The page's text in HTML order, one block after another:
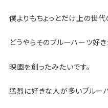
僕よりもちょっとだけ上の世
どうやらそのブルーハーツ好き
映画を創ったみたいです。
猛烈に好きな人が多いブルー